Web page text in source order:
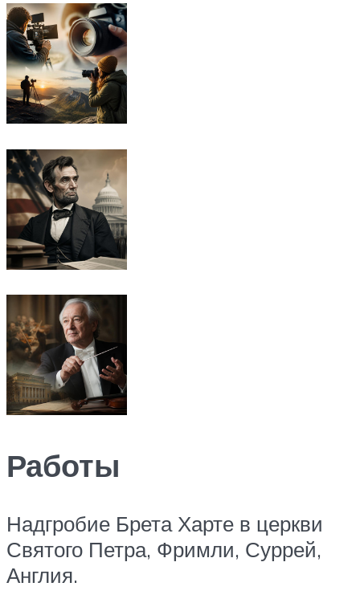
Работы
Надгробие Брета Харте в церкви
Святого Петра, Фримли, Суррей,
Англия.